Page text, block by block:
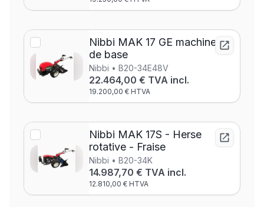
Nibbi MAK 17 GE machine
de base
Nibbi • B20-34E48V
22.464,00 € TVA incl.
19.200,00 € HTVA
Nibbi MAK 17S - Herse
rotative - Fraise
Nibbi • B20-34K
14.987,70 € TVA incl.
12.810,00 € HTVA